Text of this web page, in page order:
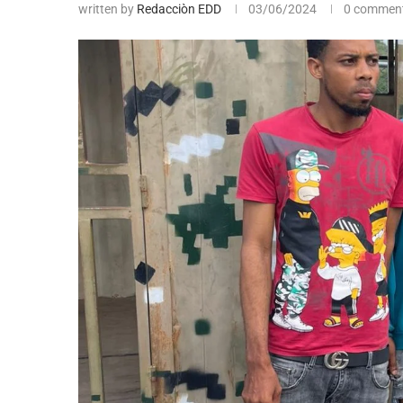
written by Redacciòn EDD 03/06/2024 0